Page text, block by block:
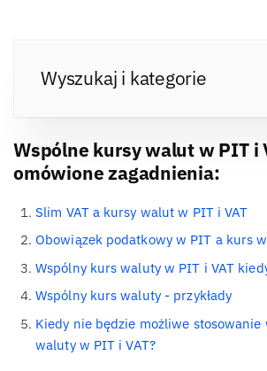
Wyszukaj i kategorie
Wspólne kursy walut w PIT i
omówione zagadnienia:
Slim VAT a kursy walut w PIT i VAT
Obowiązek podatkowy w PIT a kurs
Wspólny kurs waluty w PIT i VAT
Wspólny kurs waluty - przykłady
Kiedy nie będzie możliwe stosowanie
waluty w PIT i VAT?